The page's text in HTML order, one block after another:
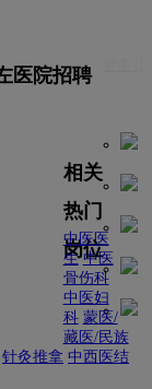
医院招聘
相关
热门
岗位
中医医
生 中医
骨伤科
中医妇
科 蒙医/
藏医/民族
针灸推拿 中西医结